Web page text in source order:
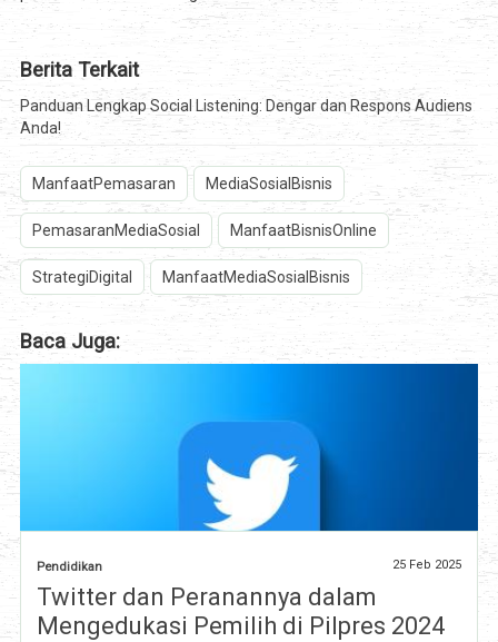
Berita Terkait
Panduan Lengkap Social Listening: Dengar dan Respons Audiens
Anda!
ManfaatPemasaran MediaSosialBisnis
PemasaranMediaSosial ManfaatBisnisOnline
StrategiDigital ManfaatMediaSosialBisnis
Baca Juga:
Pendidikan 25 Feb 2025
Twitter dan Peranannya dalam
Mengedukasi Pemilih di Pilpres 2024